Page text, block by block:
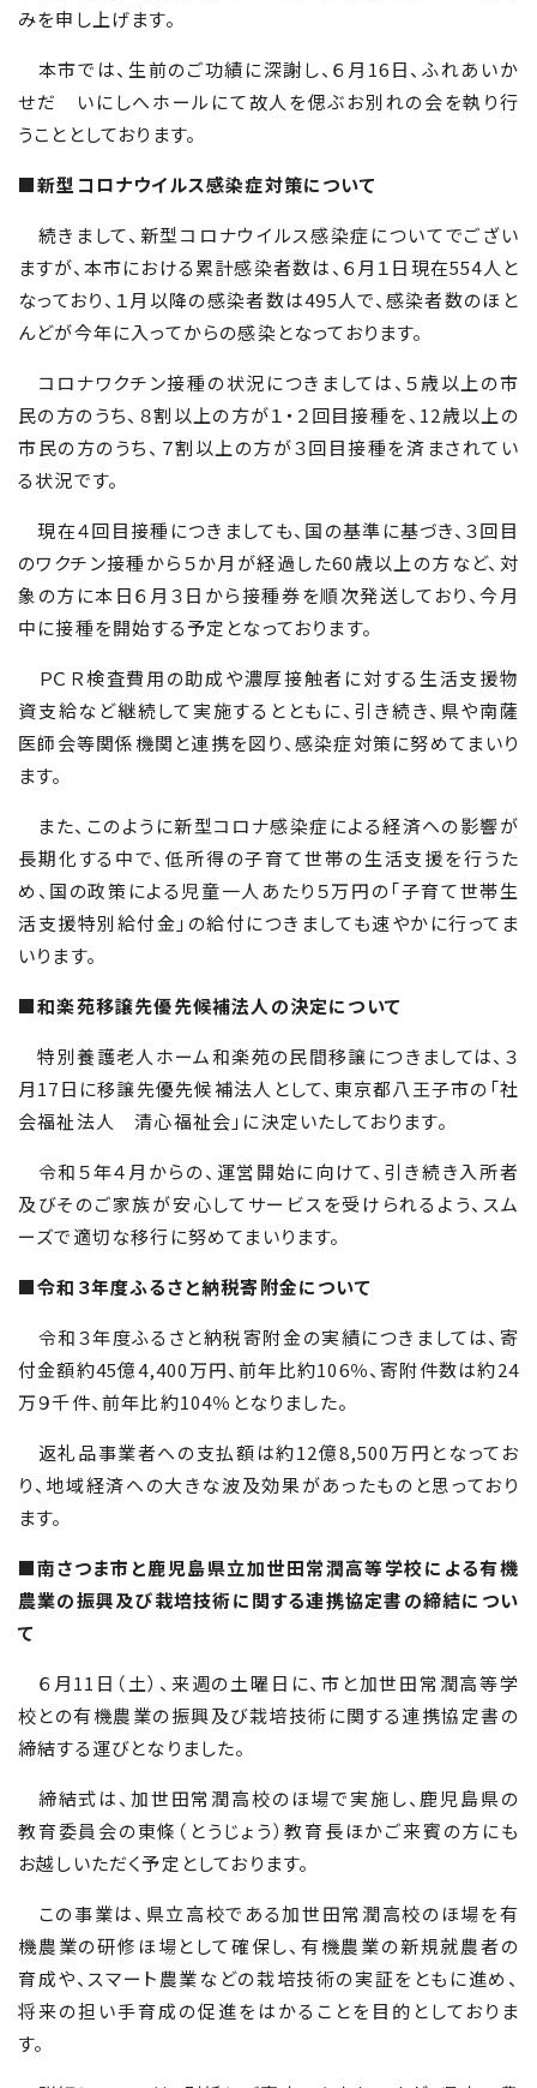
みを申し上げます。
本市では、生前のご功績に深謝し、６月 16日、ふれあいか
せだ いにしへホールにて故人を偲ぶお別れの会を執り行
うこととしております。
■新型コロナウイルス感染症対策について
続きまして、新型コロナウイルス感染症についてでござい
ますが、本市における累計感染者数は、６月１日現在554人と
なっており、１月以降の感染者数は495人で、感染者数のほと
んどが今年に入ってからの感染となっております。
コロナワクチン接種の状況につきましては、５歳以上の市
民の方のうち、８割以上の方が１・２回目接種を、 12歳以上の
市民の方のうち、７割以上の方が３回目接種を済まされてい
る状況です。
現在４回目接種につきましても、国の基準に基づき、３回目
のワクチン接種から５か月が経過した60歳以上の方など、対
象の方に本日６月３日から接種券を順次発送しており、今月
中に接種を開始する予定となっております。
ＰＣＲ検査費用の助成や濃厚接触者に対する生活支援物
資支給など継続して実施するとともに、引き続き、県や南薩
医師会等関係機関と連携を図り、感染症対策に努めてまいり
ます。
また、このように新型コロナ感染症による経済への影響が
長期化する中で、低所得の子育て世帯の生活支援を行うた
め、国の政策による児童一人あたり５万円の「子育て世帯生
活支援特別給付金」の給付につきましても速やかに行ってま
いります。
■和楽苑移譲先優先候補法人の決定について
特別養護老人ホーム和楽苑の民間移譲につきましては、３
月17日に移譲先優先候補法人として、東京都八王子市の「社
会福祉法人 清心福祉会」に決定いたしております。
令和５年４月からの、運営開始に向けて、引き続き入所者
及びそのご家族が安心してサービスを受けられるよう、スム
ーズで適切な移行に努めてまいります。
■令和３年度ふるさと納税寄附金について
令和３年度ふるさと納税寄附金の実績につきましては、寄
付金額約45億4,400万円、前年比約106％、寄附件数は約24
万９千件、前年比約104％となりました。
返礼品事業者への支払額は約12億8,500万円となってお
り、地域経済への大きな波及効果があったものと思っており
ます。
■南さつま市と鹿児島県立加世田常潤高等学校による有機
農業の振興及び栽培技術に関する連携協定書の締結につい
て
６月11 日（土）、来週の土曜日に、市と加世田常潤高等学
校との有機農業の振興及び栽培技術に関する連携協定書の
締結する運びとなりました。
締結式は、加世田常潤高校のほ場で実施し、鹿児島県の
教育委員会の東條（とうじょう）教育長ほかご来賓の方にも
お越しいただく予定としております。
この事業は、県立高校である加世田常潤高校のほ場を有
機農業の研修ほ場として確保し、有機農業の新規就農者の
育成や、スマート農業などの栽培技術の実証をともに進め、
将来の担い手育成の促進をはかることを目的としておりま
す。